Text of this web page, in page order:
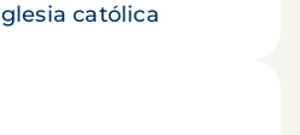
católica